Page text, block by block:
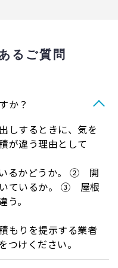
るご質問
か？
しするときに、気を
が違う理由として
るかどうか。 ② 開
いているか。 ③ 屋根
。
もりを提示する業者
つけください。